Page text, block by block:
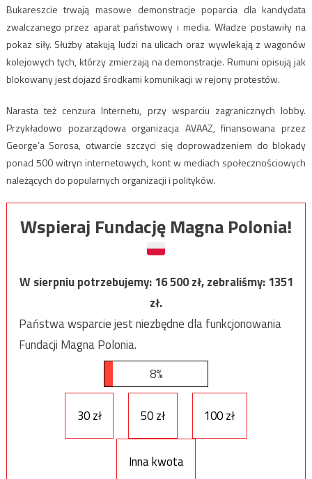
Bukareszcie trwają masowe demonstracje poparcia dla kandydata
zwalczanego przez aparat państwowy i media. Władze postawiły na
pokaz siły. Służby atakują ludzi na ulicach oraz wywlekają z wagonów
kolejowych tych, którzy zmierzają na demonstracje. Rumuni opisują jak
blokowany jest dojazd środkami komunikacji w rejony protestów.
Narasta też cenzura Internetu, przy wsparciu zagranicznych lobby.
Przykładowo pozarządowa organizacja AVAAZ, finansowana przez
George’a Sorosa, otwarcie szczyci się doprowadzeniem do blokady
ponad 500 witryn internetowych, kont w mediach społecznościowych
należących do popularnych organizacji i polityków.
Wspieraj Fundację Magna Polonia!
W sierpniu potrzebujemy:16 500zł, zebraliśmy:1351
zł.
Państwa wsparcie jest niezbędne dla funkcjonowania
Fundacji Magna Polonia.
8%
30 zł 50 zł 100 zł
Inna kwota